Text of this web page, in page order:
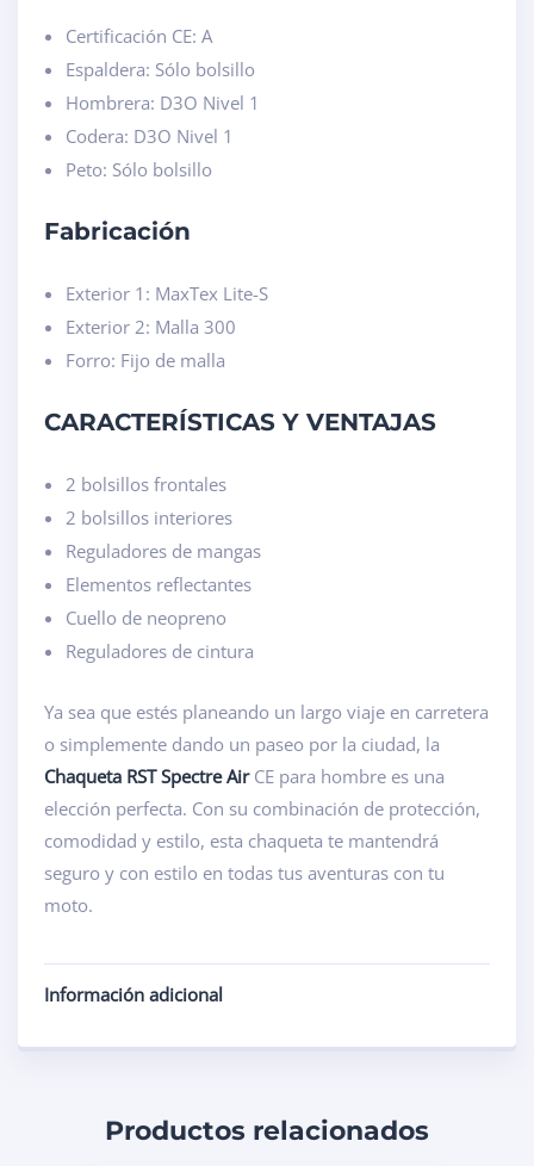
Certificación CE: A
Espaldera: Sólo bolsillo
Hombrera: D3O Nivel 1
Codera: D3O Nivel 1
Peto: Sólo bolsillo
Fabricación
Exterior 1: MaxTex Lite-S
Exterior 2: Malla 300
Forro: Fijo de malla
CARACTERÍSTICAS Y VENTAJAS
2 bolsillos frontales
2 bolsillos interiores
Reguladores de mangas
Elementos reflectantes
Cuello de neopreno
Reguladores de cintura
Ya sea que estés planeando un largo viaje en carretera
o simplemente dando un paseo por la ciudad, la
Chaqueta RST Spectre AirCE para hombre es una
elección perfecta. Con su combinación de protección,
comodidad y estilo, esta chaqueta te mantendrá
seguro y con estilo en todas tus aventuras con tu
moto.
Información adicional
Productos relacionados